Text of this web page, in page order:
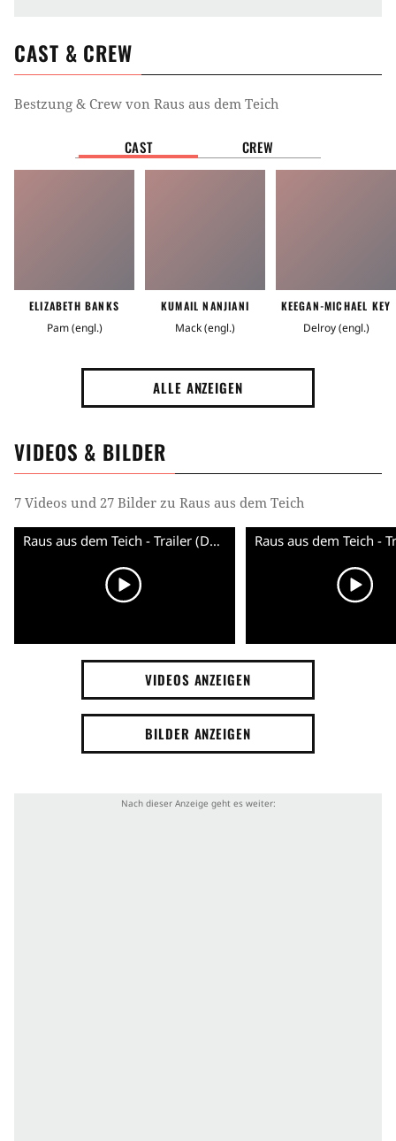
CAST & CREW
Bestzung & Crew von Raus aus dem Teich
CAST CREW
ELIZABETH BANKS
Pam (engl.)
KUMAIL NANJIANI
Mack (engl.)
KEEGAN-MICHAEL KEY
Delroy (engl.)
ALLE ANZEIGEN
VIDEOS & BILDER
7 Videos und 27 Bilder zu Raus aus dem Teich
Raus aus dem Teich - Trailer (Deutsch) HD
VIDEOS ANZEIGEN
BILDER ANZEIGEN